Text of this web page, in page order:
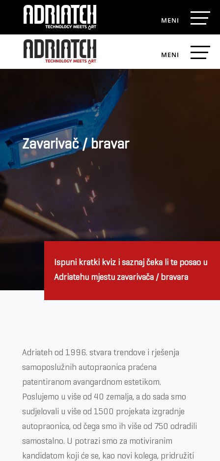
Zavarivač / bravar
Ispuni kratki kviz i saznaj čeka li te posao u
Adriatehu mjestu zavarivača / bravara
Adriateh od 1996. stvara trendove i rješenja
samoposlužnih autopraonica praćena
patentiranom avangardnom estetikom.
Poslujemo u više od 40 zemalja, a do sada smo
sudjelovali u više od 1500 projekata izgradnje
autopraonica, od čega smo ih više od 750 odradili
samostalno. U potrazi smo za motiviranim
kandidatom koji će se, kao novi kolega, pridružiti